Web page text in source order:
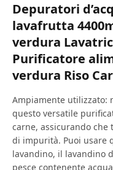
Depuratori
lavafrutta
verdura
Purificatore
verdura Riso
Ampiamente utilizzato:
questo versatile
carne, assicurando
di impurità. Puoi usare
lavandino, il lavandino
pesce contenente